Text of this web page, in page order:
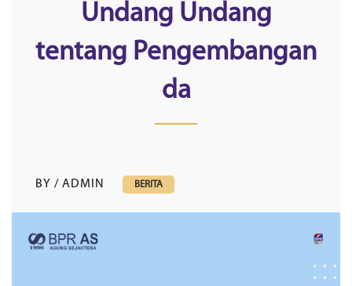
Undang Undang
tentang Pengembangan
da
BY / ADMIN BERITA